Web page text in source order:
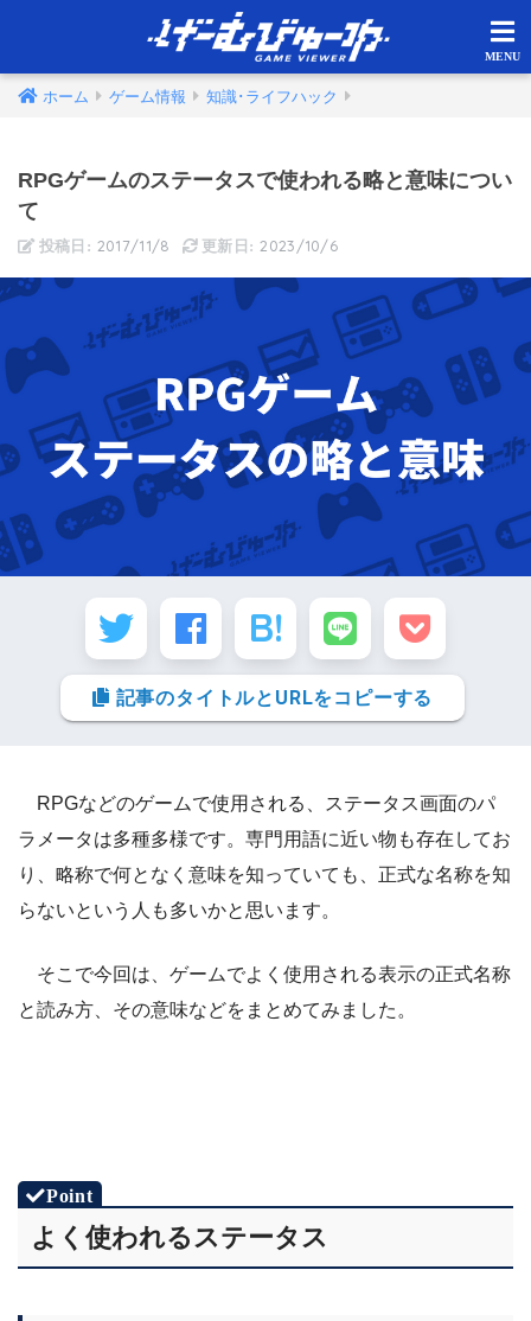
ホーム ゲーム情報 知識･ライフハック
RPGゲームのステータスで使われる略と意味につい
て
2017/11/8 2023/10/6
記事のタイトルとURLをコピーする
RPGなどのゲームで使用される、ステータス画面のパ
ラメータは多種多様です。専門用語に近い物も存在してお
り、略称で何となく意味を知っていても、正式な名称を知
らないという人も多いかと思います。
そこで今回は、ゲームでよく使用される表示の正式名称
と読み方、その意味などをまとめてみました。
よく使われるステータス